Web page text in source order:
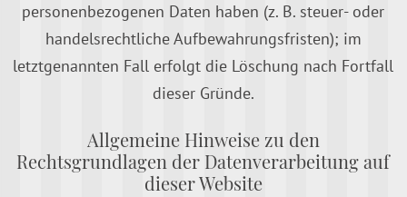
personenbezogenen Daten haben (z. B. steuer- oder
handelsrechtliche Aufbewahrungsfristen); im
letztgenannten Fall erfolgt die Löschung nach Fortfall
dieser Gründe.
Allgemeine Hinweise zu den
Rechtsgrundlagen der Datenverarbeitung auf
dieser Website